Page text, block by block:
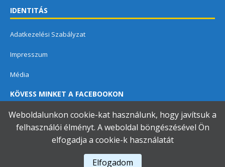
IDENTITÁS
Adatkezelési Szabályzat
Impresszum
Média
KÖVESS MINKET A FACEBOOKON
Dunavarsányi Közös Önkormányzati Hivatal
Weboldalunkon cookie-kat használunk, hogy javítsuk a
felhasználói élményt. A weboldal böngészésével Ön
elfogadja a cookie-k használatát
Elfogadom